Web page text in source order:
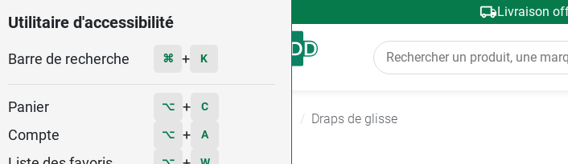
Utilitaire d'accessibilité
Barre de recherche ⌘ + K
Panier ⌥ + C
Compte ⌥ + A
Livraison
Menu
Draps de glisse